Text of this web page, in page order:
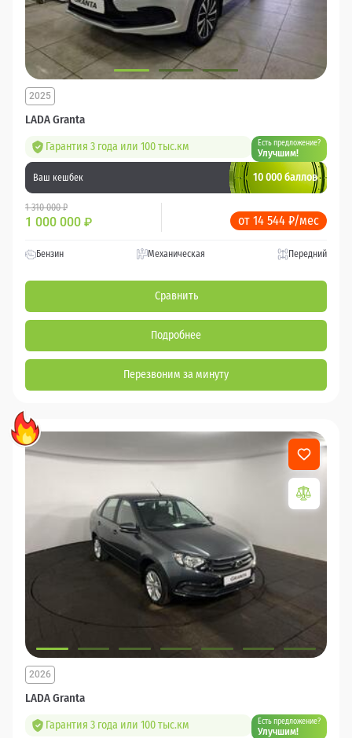
LADA Granta
2025
Гарантия 3 года или 100 тыс.км Есть предложение?
Улучшим!
Ваш кешбек 10 000 баллов
1 310 000 ₽
1 000 000 ₽ от 14 544 ₽/мес
Бензин Механическая Передний
Сравнить
Подробнее
Перезвоним за минуту
LADA Granta
2026
Гарантия 3 года или 100 тыс.км Есть предложение?
Улучшим!